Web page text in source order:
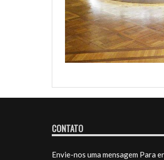
CONTATO
Envie-nos uma mensagem Para